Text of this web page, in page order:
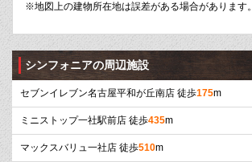
※地図上の建物所在地は誤差がある場合があります。
シンフォニアの周辺施設
セブンイレブン名古屋平和が丘南店 徒歩175m
ミニストップ一社駅前店 徒歩435m
マックスバリュ一社店 徒歩510m